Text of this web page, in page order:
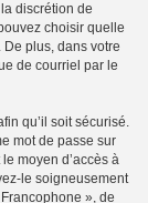
discrétion de
choisir quelle
plus, dans votre
de courriel par le
qu’il soit sécurisé.
mot de passe sur
moyen d’accès à
le soigneusement
», de